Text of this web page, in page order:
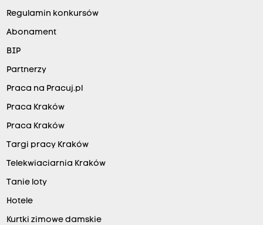
Regulamin konkursów
Abonament
BIP
Partnerzy
Praca na Pracuj.pl
Praca Kraków
Praca Kraków
Targi pracy Kraków
Telekwiaciarnia Kraków
Tanie loty
Hotele
Kurtki zimowe damskie